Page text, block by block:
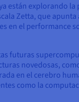
están explorando
Zetta, que apunta
en el performance
futuras
novedosas,
en el cerebro
como la